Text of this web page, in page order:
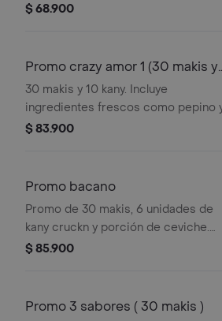
$ 68.900
Promo crazy amor 1 (30 makis y
10 kany)
30 makis y 10 kany. Incluye
ingredientes frescos como pepino
aguacate.
$ 83.900
Promo bacano
Promo de 30 makis, 6 unidades de
kany cruckn y porción de ceviche.
Incluye rollos con plátano y ajonjolí.
$ 85.900
Promo 3 sabores ( 30 makis )